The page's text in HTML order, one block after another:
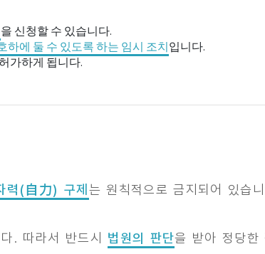
을 신청할 수 있습니다.
하에 둘 수 있도록 하는 임시 조치입니다.
가하게 됩니다.
력(自力) 구제 는 원칙적으로 금지되어 있습
. 따라서 반드시 법원의 판단을 받아 정당한